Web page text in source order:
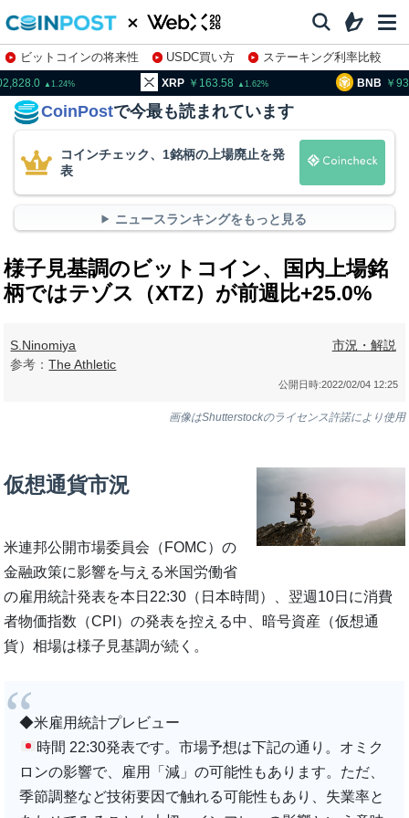
ビットコインの将来性 USDC買い方
ステーキング利率比較
株特集・関連銘柄
1.24 XRP 163.58 1.62 BNB
CoinPostで今最も読まれています
コインチェック、1銘柄の上場廃止を発
表
ニュースランキングをもっと見る
様子見基調のビットコイン、国内上場銘
柄ではテゾス（XTZ）が前週比+25.0%
S.Ninomiya
参考：The Athletic
市況・解説
公開日時:2022/02/04 12:25
画像はShutterstockのライセンス許諾により使用
仮想通貨市況
米連邦公開市場委員会（FOMC）の
金融政策に影響を与える米国労働省
の雇用統計発表を本日22:30（日本時間）、翌週10日に消費
者物価指数（CPI）の発表を控える中、暗号資産（仮想通
貨）相場は様子見基調が続く。
◆米雇用統計プレビュー
時間 22:30発表です。市場予想は下記の通り。オミク
ロンの影響で、雇用「減」の可能性もあります。ただ、
季節調整など技術要因で触れる可能性もあり、失業率と